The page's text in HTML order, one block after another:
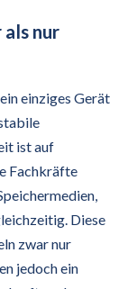
nur
einziges Gerät
ist auf
Fachkräfte
Diese
zwar nur
jedoch ein